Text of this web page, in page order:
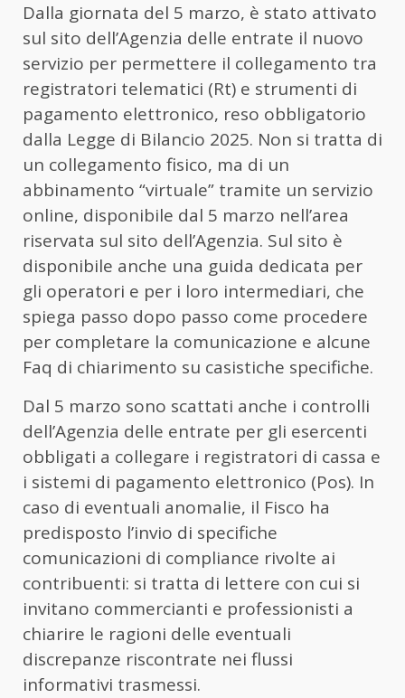
Dalla giornata del 5 marzo, è stato attivato
sul sito dell’Agenzia delle entrate il nuovo
servizio per permettere il collegamento tra
registratori telematici (Rt) e strumenti di
pagamento elettronico, reso obbligatorio
dalla Legge di Bilancio 2025. Non si tratta di
un collegamento fisico, ma di un
abbinamento “virtuale” tramite un servizio
online, disponibile dal 5 marzo nell’area
riservata sul sito dell’Agenzia. Sul sito è
disponibile anche una guida dedicata per
gli operatori e per i loro intermediari, che
spiega passo dopo passo come procedere
per completare la comunicazione e alcune
Faq di chiarimento su casistiche specifiche.
Dal 5 marzo sono scattati anche i controlli
dell’Agenzia delle entrate per gli esercenti
obbligati a collegare i registratori di cassa e
i sistemi di pagamento elettronico (Pos). In
caso di eventuali anomalie, il Fisco ha
predisposto l’invio di specifiche
comunicazioni di compliance rivolte ai
contribuenti: si tratta di lettere con cui si
invitano commercianti e professionisti a
chiarire le ragioni delle eventuali
discrepanze riscontrate nei flussi
informativi trasmessi.